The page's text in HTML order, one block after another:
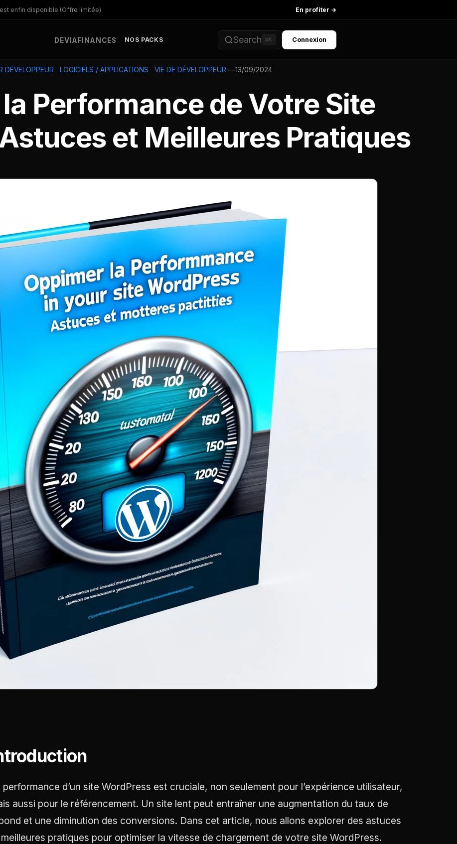
enfin disponible (Offre limitée) En profiter →
DEVIAFINANCES NOS PACKS Search ⌘K Connexion
DÉVELOPPEUR LOGICIELS / APPLICATIONS VIE DE DÉVELOPPEUR —13/09/2024
Performance de Votre Site
et Meilleures Pratiques
performance d’un site WordPress est cruciale, non seulement pour l’expérience utilisateur,
aussi pour le référencement. Un site lent peut entraîner une augmentation du taux de
et une diminution des conversions. Dans cet article, nous allons explorer des astuces
pratiques pour optimiser la vitesse de chargement de votre site WordPress.